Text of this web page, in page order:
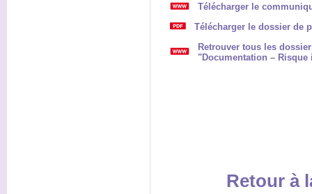
Télécharger le
Télécharger le dossier de
Retrouver tous les
"Documentation – Risque
Retour à